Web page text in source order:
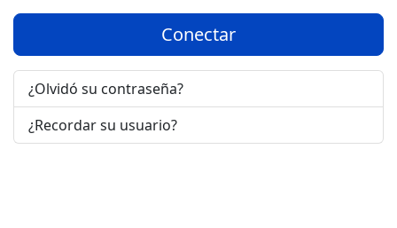
Conectar
¿Olvidó su contraseña?
¿Recordar su usuario?